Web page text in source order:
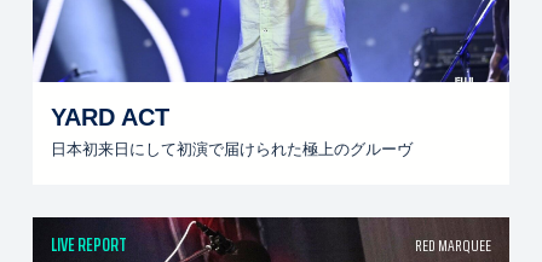
YARD ACT
日本初来日にして初演で届けられた極上のグルーヴ
LIVE REPORT RED MARQUEE